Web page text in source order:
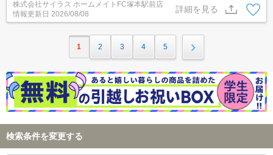
株式会社サイラス ホームメイトFC塚本駅前店
情報更新日 2026/08/08
詳細を見る
1 2 3 4 5
検索条件を変更する